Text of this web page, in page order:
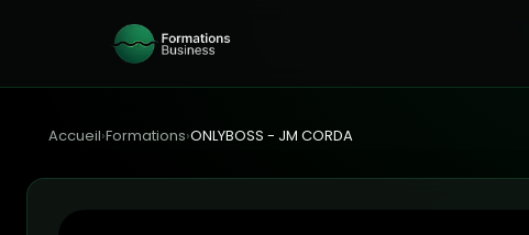
Accueil›Formations›ONLYBOSS - JM CORDA